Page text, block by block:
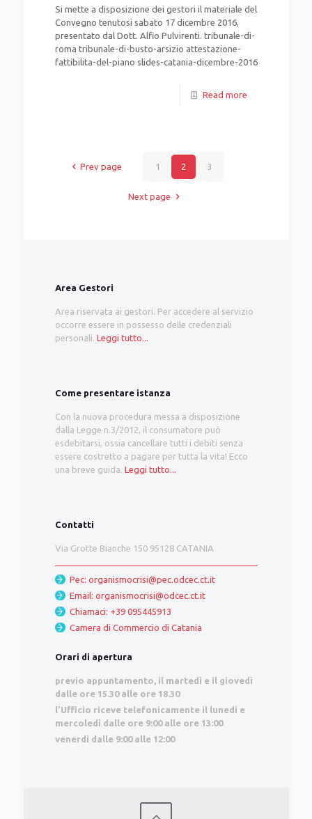
Si mette a disposizione dei gestori il materiale del
Convegno tenutosi sabato 17 dicembre 2016,
presentato dal Dott. Alfio Pulvirenti. tribunale-di-
roma tribunale-di-busto-arsizio attestazione-
fattibilita-del-piano slides-catania-dicembre-2016
Read more
Prev page 1 2 3
Next page
Area Gestori
Area riservata ai gestori. Per accedere al servizio
occorre essere in possesso delle credenziali
personali. Leggi tutto...
Come presentare istanza
Con la nuova procedura messa a disposizione
dalla Legge n.3/2012, il consumatore può
esdebitarsi, ossia cancellare tutti i debiti senza
essere costretto a pagare per tutta la vita! Ecco
una breve guida. Leggi tutto...
Contatti
Via Grotte Bianche 150 95128 CATANIA
Pec: organismocrisi@pec.odcec.ct.it
Email: organismocrisi@odcec.ct.it
Chiamaci: +39 095445913
Camera di Commercio di Catania
Orari di apertura
previo appuntamento, il martedì e il giovedì
dalle ore 15.30 alle ore 18.30
l’Ufficio riceve telefonicamente il lunedì e
mercoledì dalle ore 9:00 alle ore 13:00
venerdì dalle 9:00 alle 12:00